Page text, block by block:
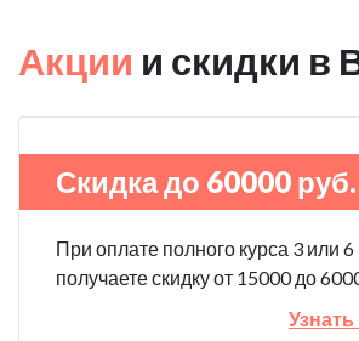
Акции и скидки в
Скидка до 60000 руб.
При оплате полного курса 3 или
получаете скидку от 15000 до